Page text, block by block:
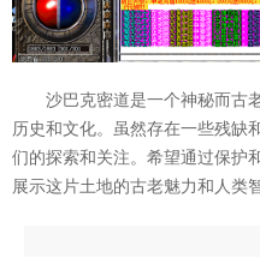
沙巴克密道是一个神秘而古
历史和文化。虽然存在一些残缺
们的探索和关注。希望通过保护
展示这片土地的古老魅力和人类